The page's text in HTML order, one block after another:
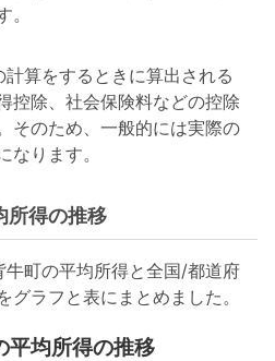
算をするときに算出される
控除、社会保険料などの控除
そのため、一般的には実際の
なります。
所得の推移
町の平均所得と全国/都道府
グラフと表にまとめました。
平均所得の推移